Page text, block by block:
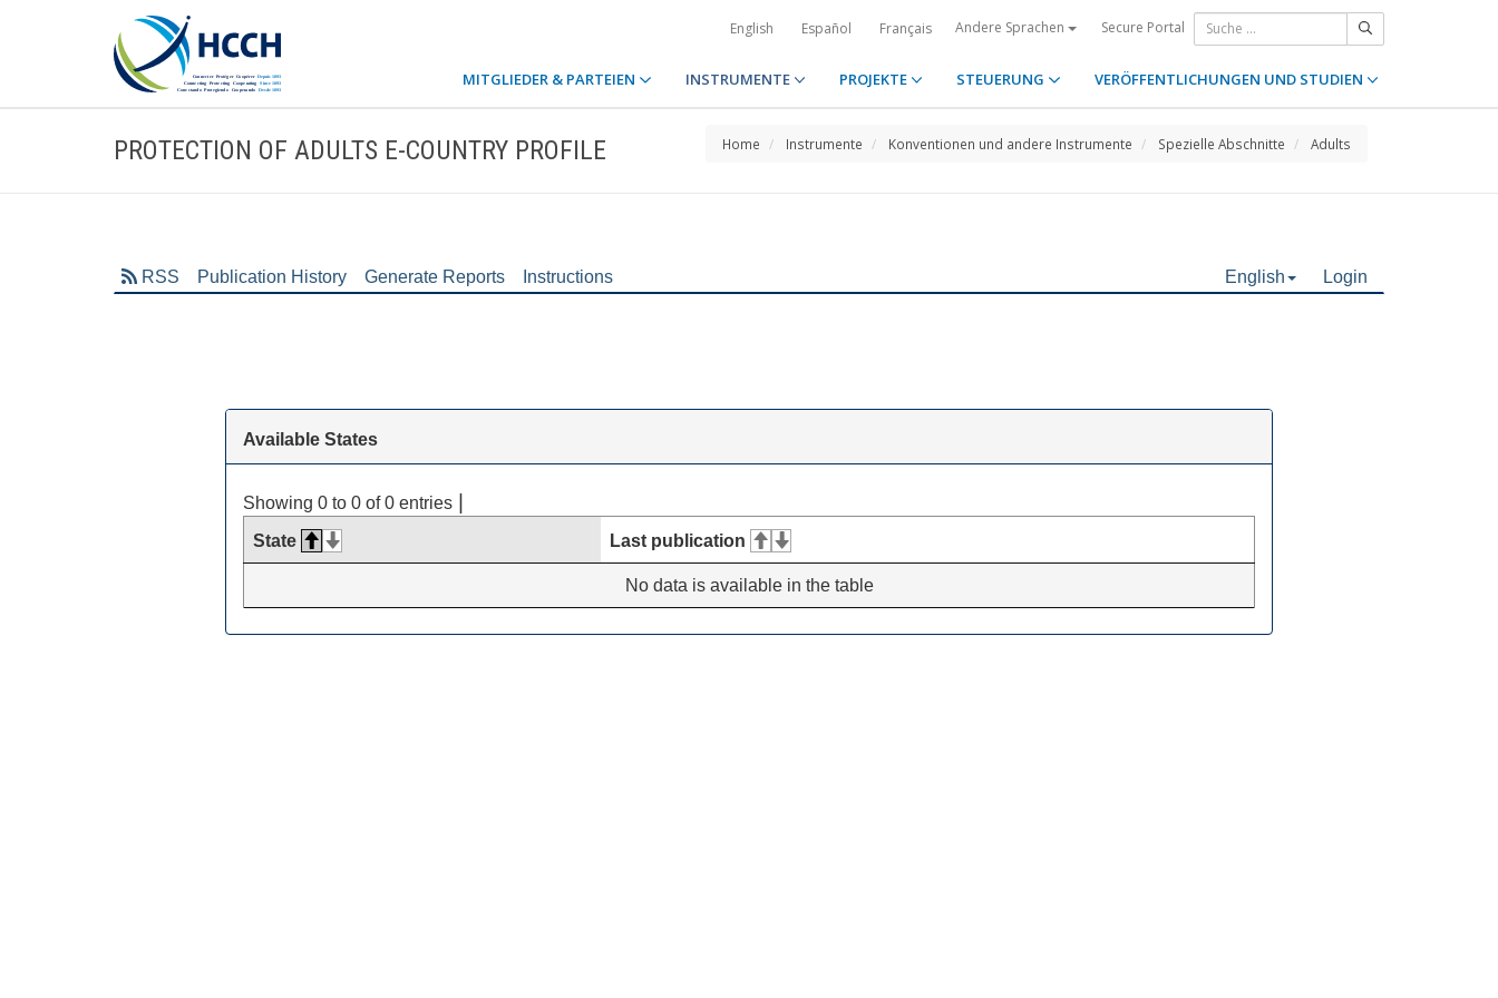
English Español Français Andere Sprachen Secure Portal
MITGLIEDER & PARTEIEN INSTRUMENTE PROJEKTE STEUERUNG VERÖFFENTLICHUNGEN UND STUDIEN
PROTECTION OF ADULTS E-COUNTRY PROFILE Home Instrumente Konventionen und andere Instrumente Spezielle Abschnitte Adults